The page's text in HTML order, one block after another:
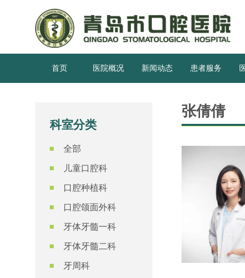
首页 医院概况 新闻动态 患者服务
科室分类
全部
儿童口腔科
口腔种植科
口腔颌面外科
牙体牙髓一科
牙体牙髓二科
牙周科
张倩倩